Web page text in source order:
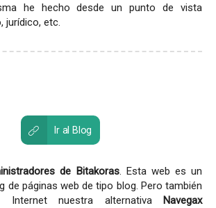
he hecho desde un punto de vista
jurídico, etc.
Ir al Blog
de Bitakoras. Esta web es un
de páginas web de tipo blog. Pero también
nuestra alternativa Navegax